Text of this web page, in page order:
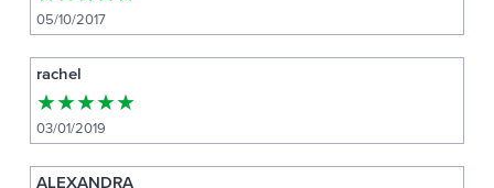
05/10/2017
rachel
★★★★★
03/01/2019
ALEXANDRA